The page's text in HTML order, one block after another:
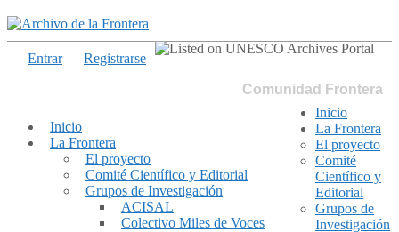
Comunidad Frontera
Inicio
La Frontera
El proyecto
Comité Científico y Editorial
Grupos de Investigación
ACISAL
Colectivo Miles de Voces
Entrar Registrarse
Inicio
La Frontera
El proyecto
Comité
Científico y
Editorial
Grupos de
Investigación